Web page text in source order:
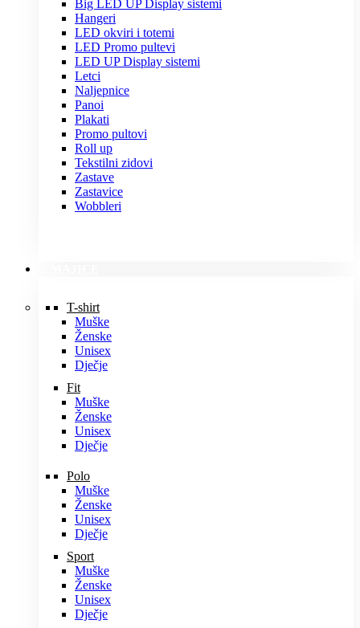
Big LED UP Display sistemi
Hangeri
LED okviri i totemi
LED Promo pultevi
LED UP Display sistemi
Letci
Naljepnice
Panoi
Plakati
Promo pultovi
Roll up
Tekstilni zidovi
Zastave
Zastavice
Wobbleri
T-shirt
Muške
Ženske
Unisex
Dječje
Fit
Muške
Ženske
Unisex
Dječje
Polo
Muške
Ženske
Unisex
Dječje
Sport
Muške
Ženske
Unisex
Dječje